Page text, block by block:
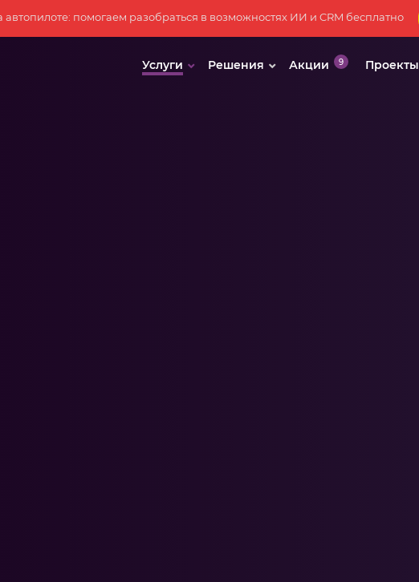
автопилоте: помогаем разобраться в возможностях ИИ и CRM бесплатно
Услуги Решения Акции Проекты